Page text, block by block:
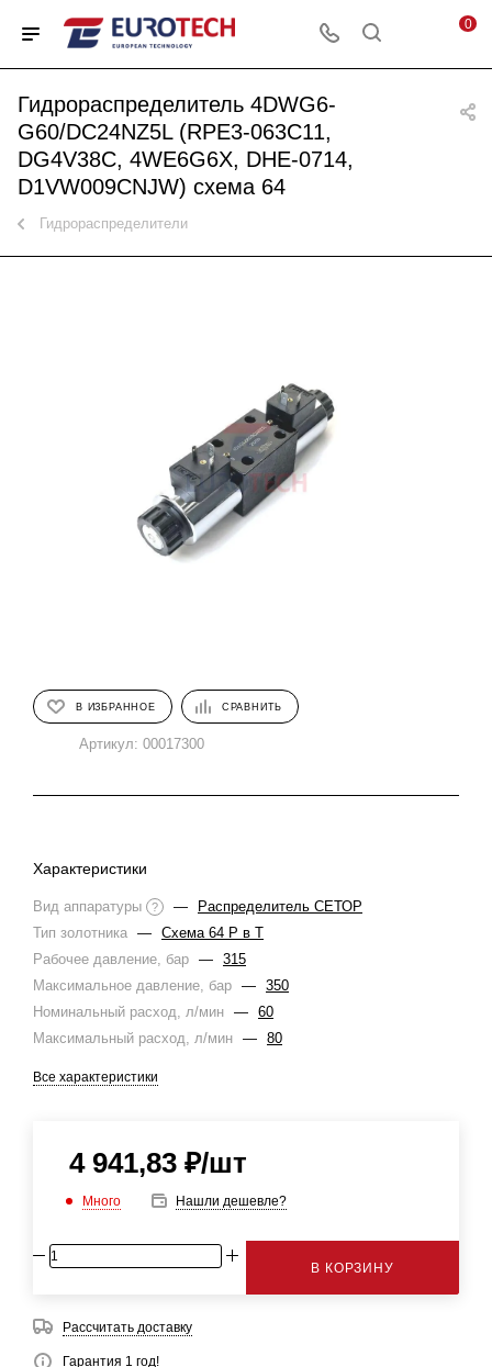
0
Гидрораспределитель 4DWG6-
G60/DC24NZ5L (RPE3-063C11,
DG4V38C, 4WE6G6X, DHE-0714,
D1VW009CNJW) схема 64
Гидрораспределители
В ИЗБРАННОЕ СРАВНИТЬ
Артикул: 00017300
Характеристики
Вид аппаратуры ? —
Распределитель СЕТОР
Тип золотника — Схема 64 Р в Т
Рабочее давление, бар — 315
Максимальное давление, бар — 350
Номинальный расход, л/мин — 60
Максимальный расход, л/мин — 80
Все характеристики
4 941,83 ₽/шт
Много Нашли дешевле?
В КОРЗИНУ
Рассчитать доставку
Гарантия 1 год!